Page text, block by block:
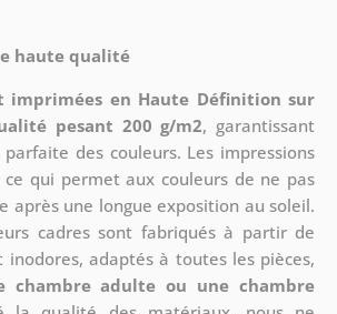
haute qualité
imprimées en Haute Définition sur
pesant 200 g/m2, garantissant
des couleurs. Les impressions
ce qui permet aux couleurs de ne pas
après une longue exposition au soleil.
cadres sont fabriqués à partir de
inodores, adaptés à toutes les pièces,
chambre adulte ou une chambre